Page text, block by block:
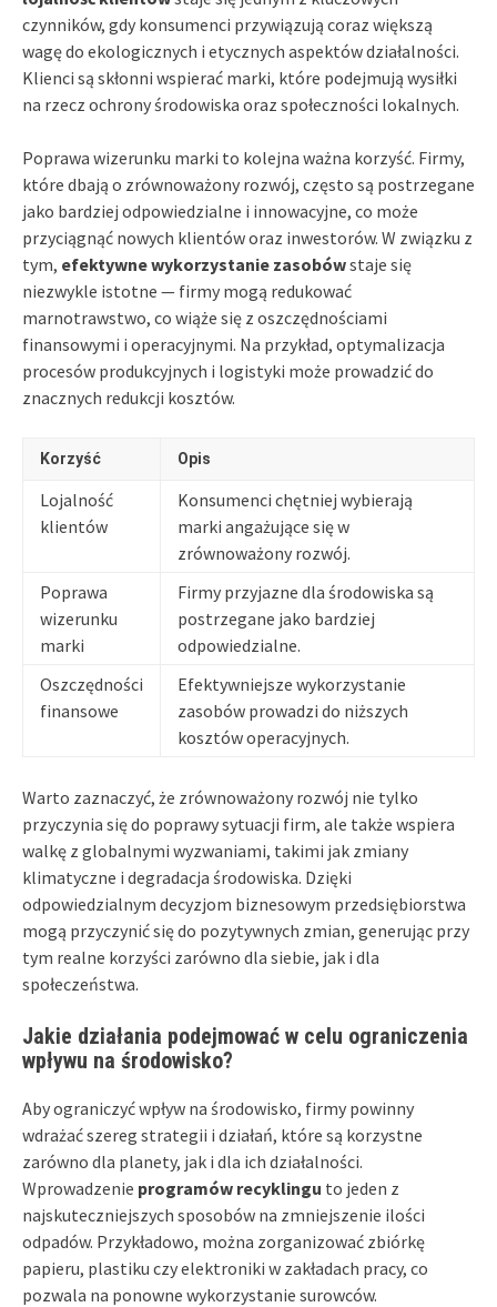
czynników, gdy konsumenci przywiązują coraz większą
wagę do ekologicznych i etycznych aspektów działalności.
Klienci są skłonni wspierać marki, które podejmują wysiłki
na rzecz ochrony środowiska oraz społeczności lokalnych.
Poprawa wizerunku marki to kolejna ważna korzyść. Firmy,
które dbają o zrównoważony rozwój, często są postrzegane
jako bardziej odpowiedzialne i innowacyjne, co może
przyciągnąć nowych klientów oraz inwestorów. W związku z
tym, efektywne wykorzystanie zasobówstaje się
niezwykle istotne — firmy mogą redukować
marnotrawstwo, co wiąże się z oszczędnościami
finansowymi i operacyjnymi. Na przykład, optymalizacja
procesów produkcyjnych i logistyki może prowadzić do
znacznych redukcji kosztów.
Korzyść Opis
Lojalność
klientów
Konsumenci chętniej wybierają
marki angażujące się w
zrównoważony rozwój.
Poprawa
wizerunku
marki
Firmy przyjazne dla środowiska są
postrzegane jako bardziej
odpowiedzialne.
Oszczędności
finansowe
Efektywniejsze wykorzystanie
zasobów prowadzi do niższych
kosztów operacyjnych.
Warto zaznaczyć, że zrównoważony rozwój nie tylko
przyczynia się do poprawy sytuacji firm, ale także wspiera
walkę z globalnymi wyzwaniami, takimi jak zmiany
klimatyczne i degradacja środowiska. Dzięki
odpowiedzialnym decyzjom biznesowym przedsiębiorstwa
mogą przyczynić się do pozytywnych zmian, generując przy
tym realne korzyści zarówno dla siebie, jak i dla
społeczeństwa.
Jakie działania podejmować w celu ograniczenia
wpływu na środowisko?
Aby ograniczyć wpływ na środowisko, firmy powinny
wdrażać szereg strategii i działań, które są korzystne
zarówno dla planety, jak i dla ich działalności.
Wprowadzenie programów recyklingu to jeden z
najskuteczniejszych sposobów na zmniejszenie ilości
odpadów. Przykładowo, można zorganizować zbiórkę
papieru, plastiku czy elektroniki w zakładach pracy, co
pozwala na ponowne wykorzystanie surowców.